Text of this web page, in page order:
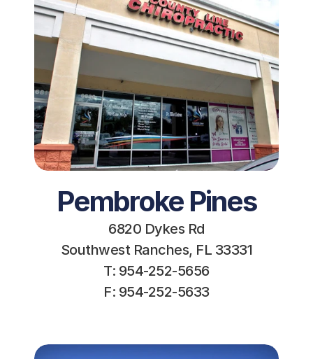
Pembroke Pines
6820 Dykes Rd
Southwest Ranches, FL 33331
T: 954-252-5656
F: 954-252-5633